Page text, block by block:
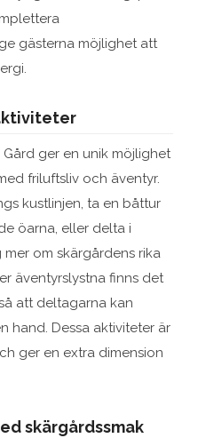
gästerna möjlighet att
ger en unik möjlighet
friluftsliv och äventyr.
kustlinjen, ta en båttur
öarna, eller delta i
om skärgårdens rika
äventyrslystna finns det
att deltagarna kan
hand. Dessa aktiviteter är
ger en extra dimension
skärgårdssmak